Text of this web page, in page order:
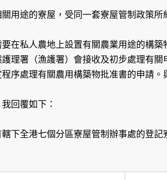
用途的寮屋，受同一套寮屋管制政策
在私人農地上設置有關農業用途的構
理署（漁護署）會接收及初步處理有
序處理有關農用構築物批准書的申請
回覆如下：
轄下全港七個分區寮屋管制辦事處的登